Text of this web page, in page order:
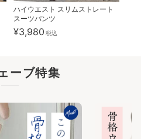
ハイウエスト スリムストレート
スーツパンツ
¥3,980 税込
ーブ特集